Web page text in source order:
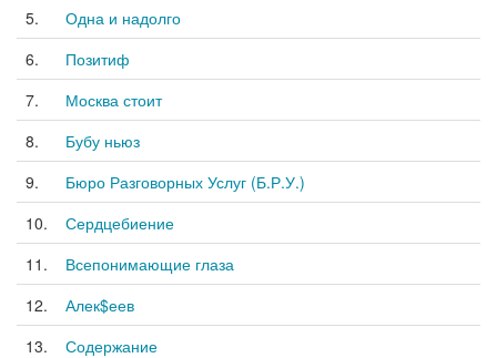
5.
Одна и надолго
6.
Позитиф
7.
Москва стоит
8.
Бубу ньюз
9.
Бюро Разговорных Услуг (Б.Р.У.)
10.
Сердцебиение
11.
Всепонимающие глаза
12.
Алек$еев
13.
Содержание